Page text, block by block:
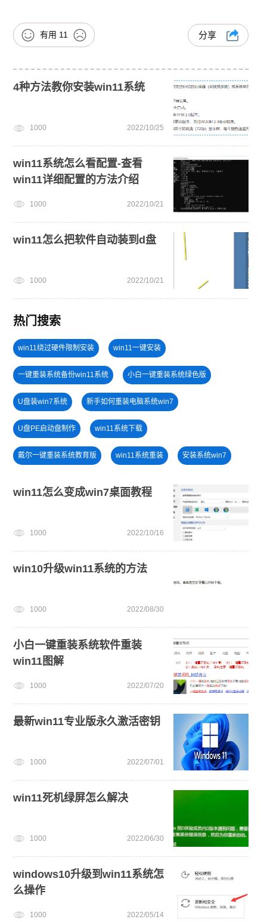
有用 11 分享
4种方法教你安装win11系统
1000 2022/10/25
win11系统怎么看配置-查看
win11详细配置的方法介绍
1000 2022/10/21
win11怎么把软件自动装到d盘
1000 2022/10/21
热门搜索
win11绕过硬件限制安装 win11一键安装
一键重装系统备份win11系统 小白一键重装系统绿色版
U盘装win7系统 新手如何重装电脑系统win7
U盘PE启动盘制作 win11系统下载
戴尔一键重装系统教育版 win11系统重装 安装系统win7
windows11
win11最低硬件要求 win11正式版 电脑死机卡顿
小白一键重装系统win10教程
win11怎么变成win7桌面教程
1000 2022/10/16
win10升级win11系统的方法
1000 2022/08/30
小白一键重装系统软件重装
win11图解
1000 2022/07/20
最新win11专业版永久激活密钥
1000 2022/07/01
win11死机绿屏怎么解决
1000 2022/06/30
windows10升级到win11系统怎
么操作
1000 2022/05/14